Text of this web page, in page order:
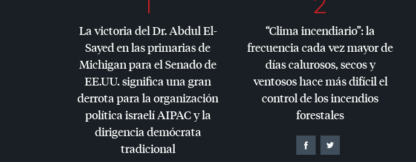
La victoria del Dr. Abdul El-
Sayed en las primarias de
Michigan para el Senado de
EE.UU. significa una gran
derrota para la organización
política israelíAIPACy la
dirigencia demócrata
tradicional
“Clima incendiario”: la
frecuencia cada vez mayor de
días calurosos, secos y
ventosos hace más difícil el
control de los incendios
forestales